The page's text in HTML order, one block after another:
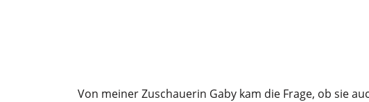
Von meiner Zuschauerin Gaby kam die Frage, ob sie